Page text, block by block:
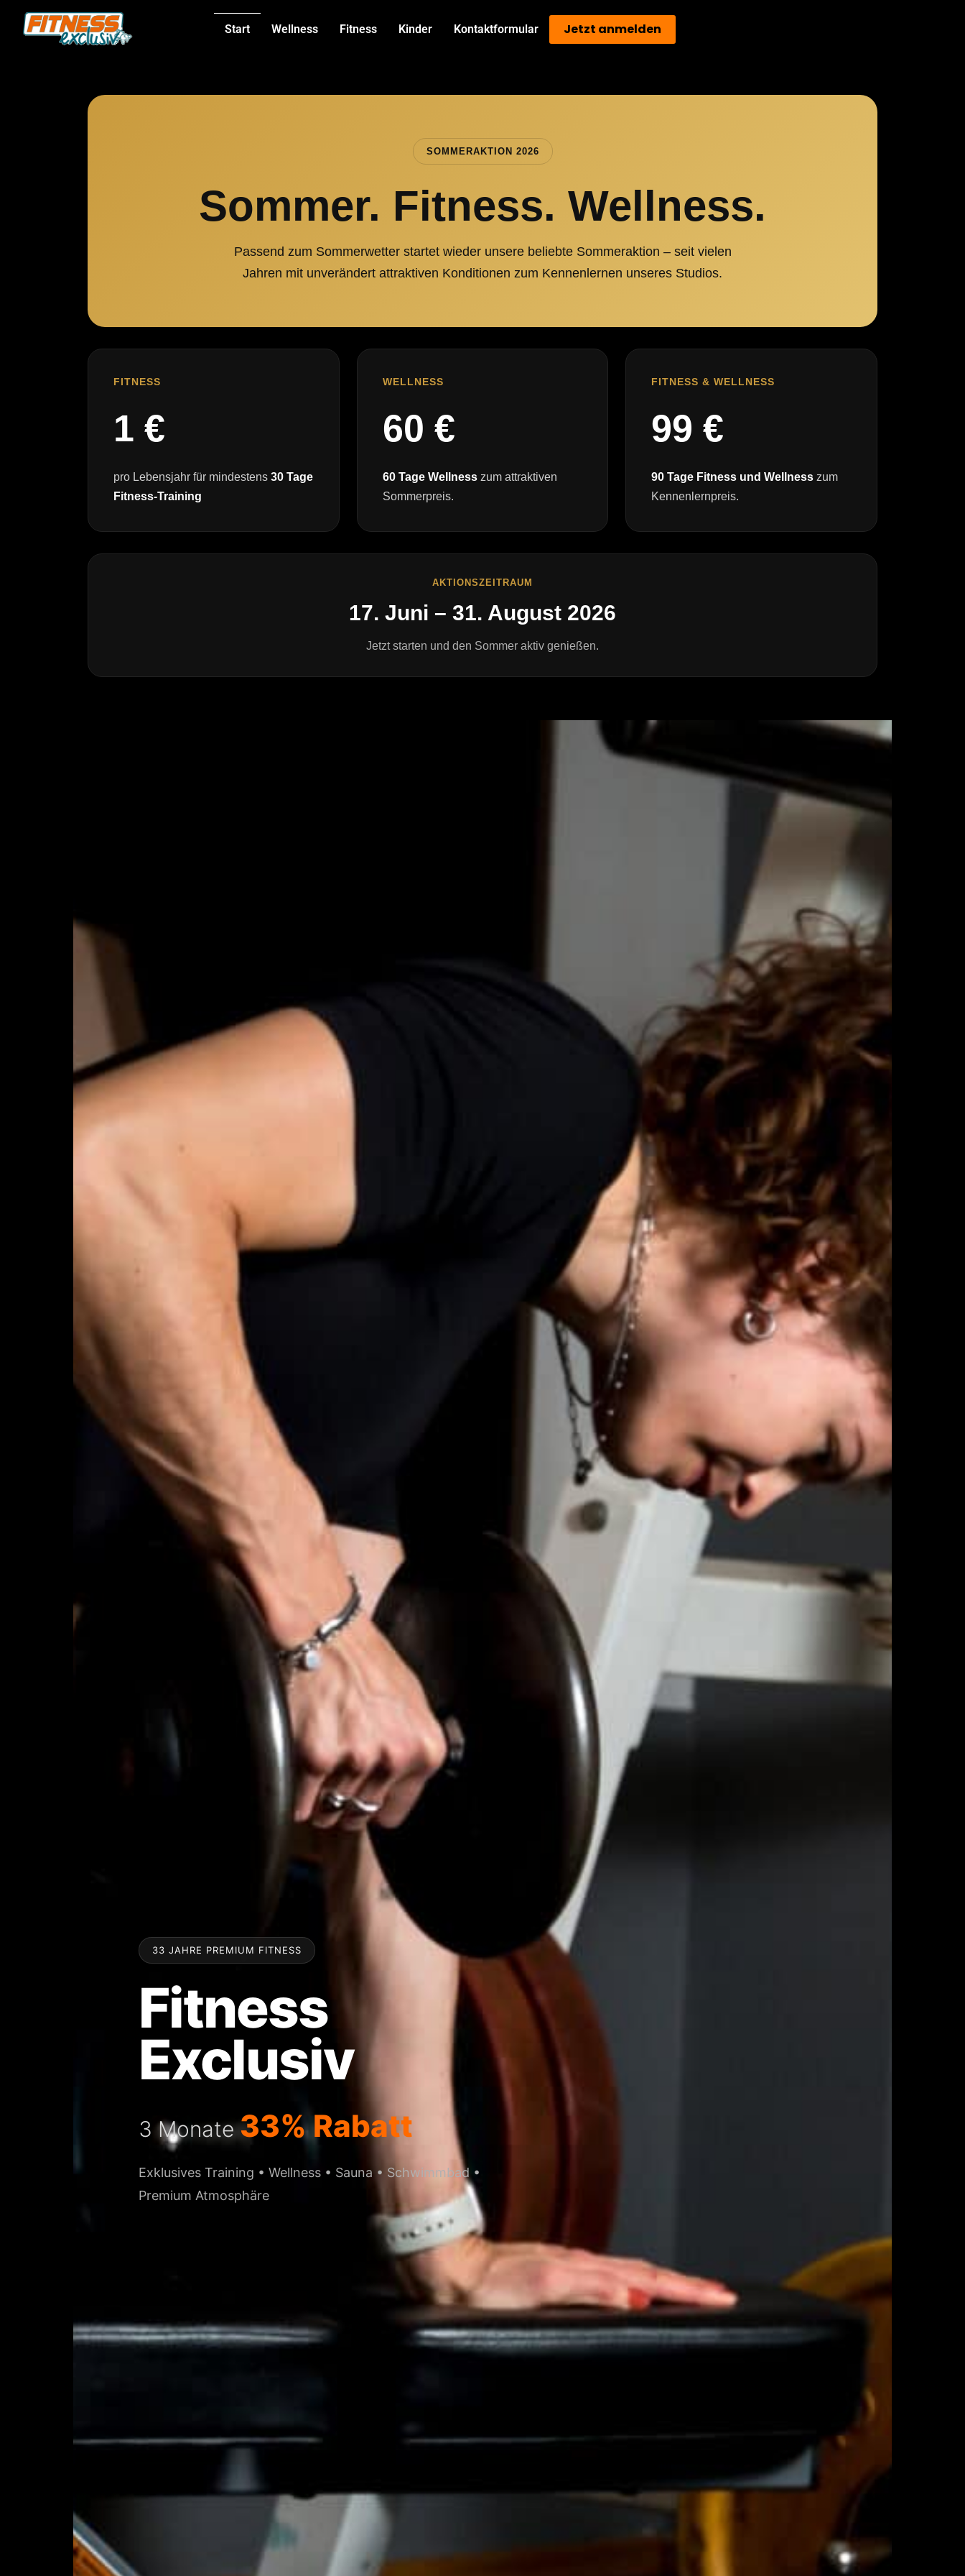
Start Wellness Fitness Kinder Kontaktformular Jetzt anmelden
SOMMERAKTION 2026
Sommer. Fitness. Wellness.
Passend zum Sommerwetter startet wieder unsere beliebte Sommeraktion – seit vielen
Jahren mit unverändert attraktiven Konditionen zum Kennenlernen unseres Studios.
FITNESS
1 €
pro Lebensjahr für mindestens 30 Tage
Fitness-Training
WELLNESS
60 €
60 Tage Wellnesszum attraktiven
Sommerpreis.
FITNESS & WELLNESS
99 €
90 Tage Fitness und Wellness zum
Kennenlernpreis.
AKTIONSZEITRAUM
17. Juni – 31. August 2026
Jetzt starten und den Sommer aktiv genießen.
33 JAHRE PREMIUM FITNESS
Fitness
Exclusiv
3 Monate33% Rabatt
Exklusives Training • Wellness • Sauna • Schwimmbad •
Premium Atmosphäre